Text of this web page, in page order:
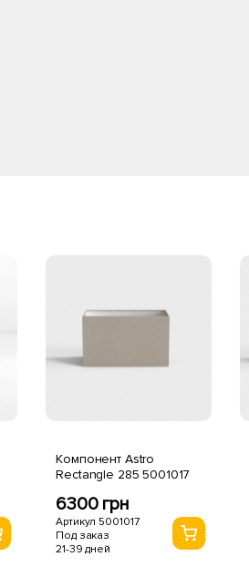
Компонент Astro
Rectangle 285 5001017
6300 грн
Артикул 5001017
Под заказ
21-39 дней